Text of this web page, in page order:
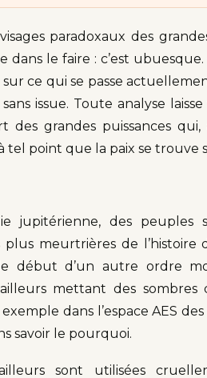
paradoxaux des
dans le faire : c’est
ce qui se passe
issue. Toute analyse laisse
des grandes puissances
tel point que la paix se trouve
jupitérienne, des peuples
meurtrières de l’histoire
le début d’un autre ordre
mettant des sombres
dans l’espace AES
savoir le pourquoi.
sont utilisées